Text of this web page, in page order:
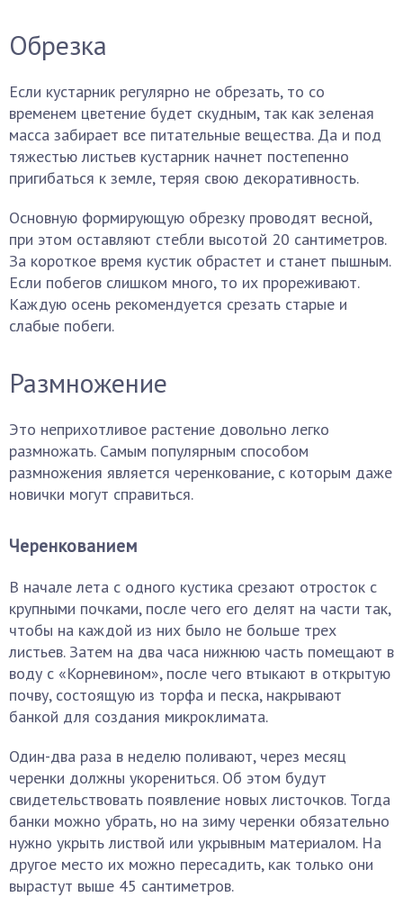
Обрезка
Если кустарник регулярно не обрезать, то со
временем цветение будет скудным, так как зеленая
масса забирает все питательные вещества. Да и под
тяжестью листьев кустарник начнет постепенно
пригибаться к земле, теряя свою декоративность.
Основную формирующую обрезку проводят весной,
при этом оставляют стебли высотой 20 сантиметров.
За короткое время кустик обрастет и станет пышным.
Если побегов слишком много, то их прореживают.
Каждую осень рекомендуется срезать старые и
слабые побеги.
Размножение
Это неприхотливое растение довольно легко
размножать. Самым популярным способом
размножения является черенкование, с которым даже
новички могут справиться.
Черенкованием
В начале лета с одного кустика срезают отросток с
крупными почками, после чего его делят на части так,
чтобы на каждой из них было не больше трех
листьев. Затем на два часа нижнюю часть помещают в
воду с «Корневином», после чего втыкают в открытую
почву, состоящую из торфа и песка, накрывают
банкой для создания микроклимата.
Один-два раза в неделю поливают, через месяц
черенки должны укорениться. Об этом будут
свидетельствовать появление новых листочков. Тогда
банки можно убрать, но на зиму черенки обязательно
нужно укрыть листвой или укрывным материалом. На
другое место их можно пересадить, как только они
вырастут выше 45 сантиметров.